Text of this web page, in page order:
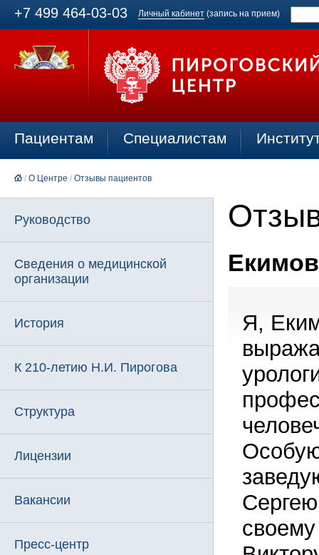
+7 499 464-03-03 Личный кабинет (запись на прием)
Пациентам Специалистам
/ О Центре / Отзывы пациентов
Руководство
Сведения о медицинской
организации
История
К 210-летию Н.И. Пирогова
Структура
Лицензии
Вакансии
Пресс-центр
Я,